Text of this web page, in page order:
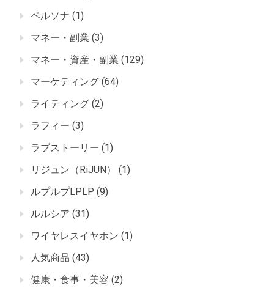
ペルソナ (1)
マネー・副業 (3)
マネー・資産・副業 (129)
マーケティング (64)
ライティング (2)
ラフィー (3)
ラブストーリー (1)
リジュン（RiJUN）
(1)
ルプルプLPLP (9)
ルルシア (31)
ワイヤレスイヤホン (1)
人気商品 (43)
健康・食事・美容 (2)